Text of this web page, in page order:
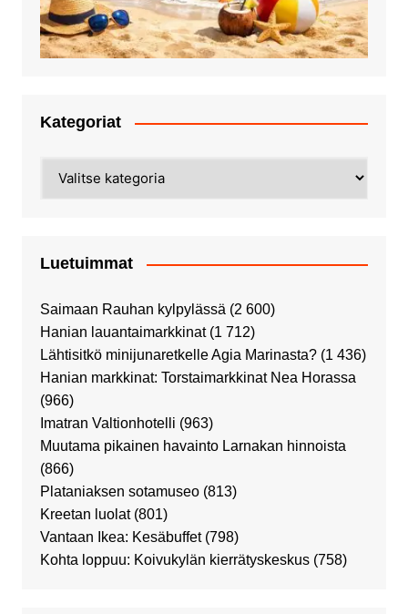
Kategoriat
Luetuimmat
Saimaan Rauhan kylpylässä (2 600)
Hanian lauantaimarkkinat (1 712)
Lähtisitkö minijunaretkelle Agia Marinasta? (1 436)
Hanian markkinat: Torstaimarkkinat Nea Horassa
(966)
Imatran Valtionhotelli (963)
Muutama pikainen havainto Larnakan hinnoista
(866)
Plataniaksen sotamuseo (813)
Kreetan luolat (801)
Vantaan Ikea: Kesäbuffet (798)
Kohta loppuu: Koivukylän kierrätyskeskus (758)